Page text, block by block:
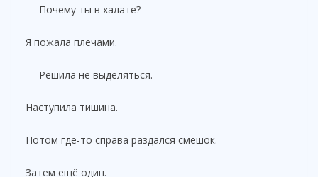
— Почему ты в халате?
Я пожала плечами.
— Решила не выделяться.
Наступила тишина.
Потом где-то справа раздался смешок.
Затем ещё один.